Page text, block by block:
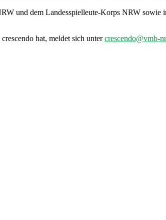
und dem Landesspielleute-Korps NRW sowie
hat, meldet sich untercrescendo@vmb-